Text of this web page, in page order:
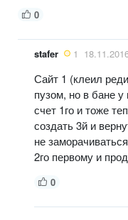
0
stafer 1
Сайт 1 (клеил
пузом, но в бане у
счет 1го и тоже
создать 3й и
не
2го первому и
0